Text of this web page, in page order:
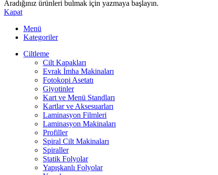
Aradığınız ürünleri bulmak için yazmaya başlayın.
Kapat
Menü
Kategoriler
Ciltleme
Cilt Kapakları
Evrak İmha Makinaları
Fotokopi Asetatı
Giyotinler
Kart ve Menü Standları
Kartlar ve Aksesuarları
Laminasyon Filmleri
Laminasyon Makinaları
Profiller
Spiral Cilt Makinaları
Spiraller
Statik Folyolar
Yapışkanlı Folyolar